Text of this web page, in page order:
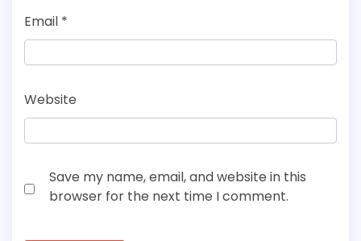
Email *
Website
Save my name, email, and website in this
browser for the next time I comment.